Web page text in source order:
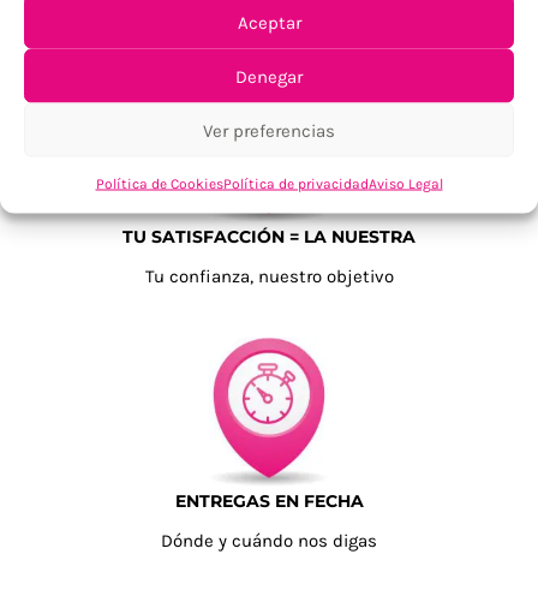
Aceptar
Denegar
Ver preferencias
Política de CookiesPolítica de privacidadAviso Legal
Para Península, resto consultar
TU SATISFACCIÓN = LA NUESTRA
Tu confianza, nuestro objetivo
ENTREGAS EN FECHA
Dónde y cuándo nos digas